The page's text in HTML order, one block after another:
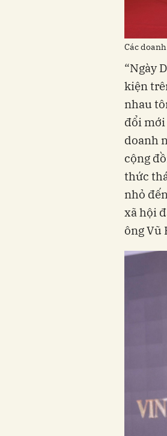
Các
“Ngày
kiện
nhau
đổi
doanh
cộng
thức
nhỏ
xã hội
ông Vũ